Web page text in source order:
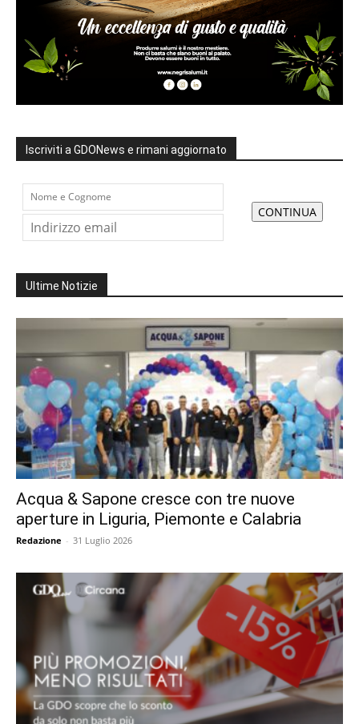
Iscriviti a GDONews e rimani aggiornato
Ultime Notizie
Acqua & Sapone cresce con tre nuove
aperture in Liguria, Piemonte e Calabria
Redazione - 31 Luglio 2026